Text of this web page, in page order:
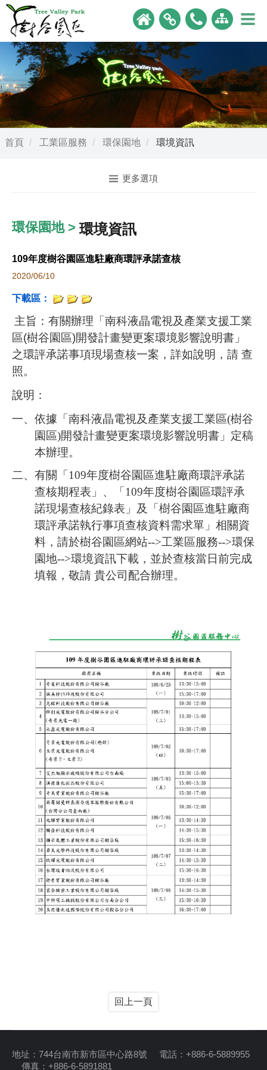
首頁 工業區服務 環保園地 環境資訊
更多選項
環保園地 > 環境資訊
109年度樹谷園區進駐廠商環評承諾查核
2020/06/10
下載區：
主旨：有關辦理「南科液晶電視及產業支援工業
區(樹谷園區)開發計畫變更案環境影響說明書」
之環評承諾事項現場查核一案，詳如說明，請 查
照。
說明：
一、 依據「南科液晶電視及產業支援工業區(樹谷
園區)開發計畫變更案環境影響說明書」定稿
本辦理。
二、 有關「 109年度樹谷園區進駐廠商環評承諾
查核期程表」、「 109年度樹谷園區環評承
諾現場查核紀錄表」及「樹谷園區進駐廠商
環評承諾執行事項查核資料需求單」相關資
料，請於樹谷園區網站-->工業區服務-->環保
園地-->環境資訊下載，並於查核當日前完成
填報，敬請 貴公司配合辦理。
回上一頁
地址：744台南市新市區中心路8號 電話：+886-6-5889955
傳真：+886-6-5891881